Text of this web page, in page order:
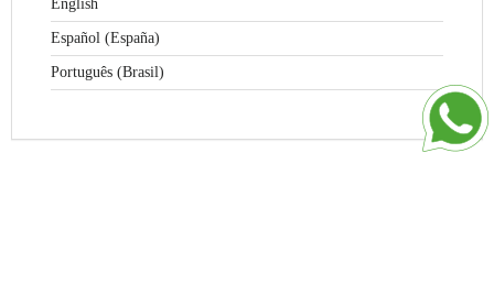
English
Español (España)
Português (Brasil)